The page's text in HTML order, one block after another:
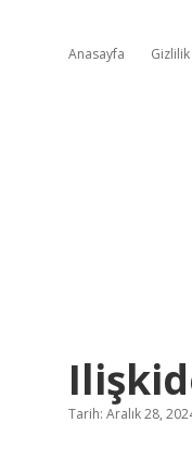
Anasayfa Gizlilik
Tarih: Aralık 28,